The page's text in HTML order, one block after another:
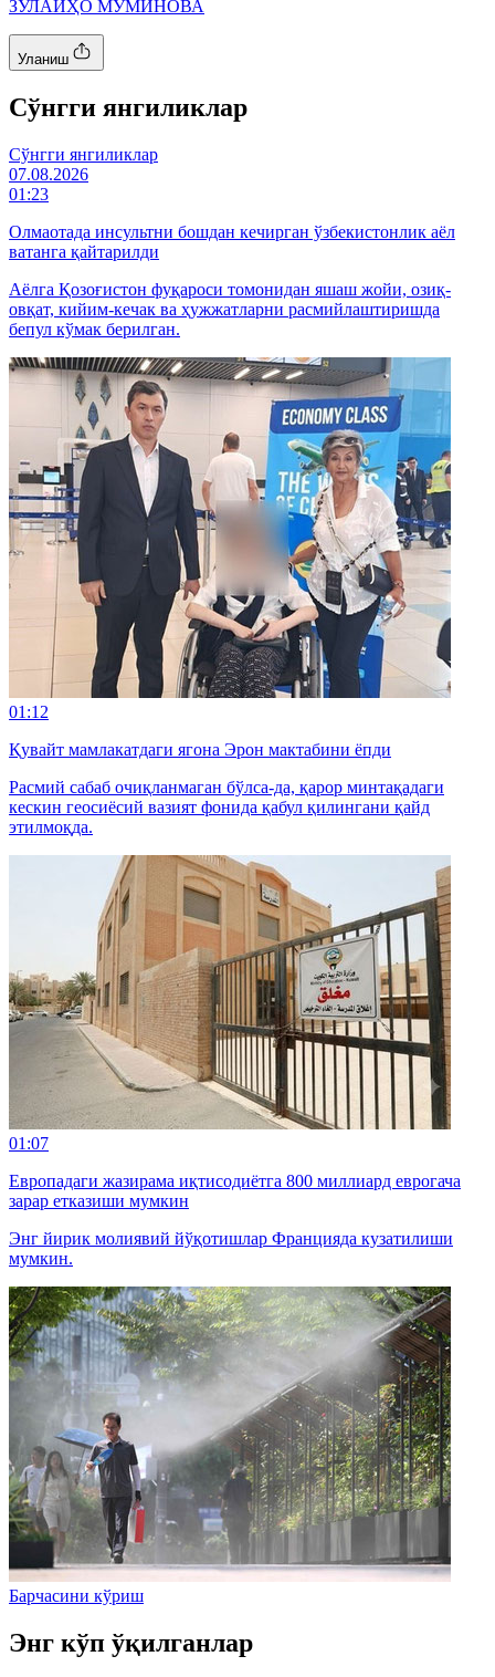
ЗУЛАЙҲО МЎМИНОВА
Уланиш
Cўнгги янгиликлар
Cўнгги янгиликлар
07.08.2026
01:23
Олмаотада инсультни бошдан кечирган ўзбекистонлик аёл
ватанга қайтарилди
Аёлга Қозоғистон фуқароси томонидан яшаш жойи, озиқ-
овқат, кийим-кечак ва ҳужжатларни расмийлаштиришда
бепул кўмак берилган.
01:12
Қувайт мамлакатдаги ягона Эрон мактабини ёпди
Расмий сабаб очиқланмаган бўлса-да, қарор минтақадаги
кескин геосиёсий вазият фонида қабул қилингани қайд
этилмоқда.
01:07
Европадаги жазирама иқтисодиётга 800 миллиард еврогача
зарар етказиши мумкин
Энг йирик молиявий йўқотишлар Францияда кузатилиши
мумкин.
Барчасини кўриш
Энг кўп ўқилганлар